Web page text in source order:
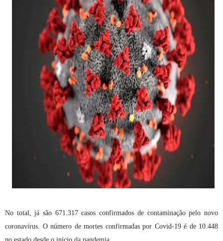
No total, já são 671.317 casos confirmados de contaminação pelo novo
coronavírus. O número de mortes confirmadas por Covid-19 é de 10.448